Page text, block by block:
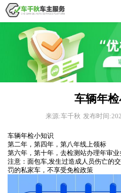
车辆年
来源:车千秋 发布时间
车辆年检小知识
第二年，第四年，第八年线上领标
第六年，第十年，去检测站办理年审业
注意：面包车,发生过造成人员伤亡的
罚的私家车，不享受免检政策